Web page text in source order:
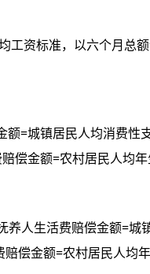
资标准，以六个月总额
=城镇居民人均消费性
偿金额=农村居民人均
人生活费赔偿金额=城
偿金额=农村居民人均